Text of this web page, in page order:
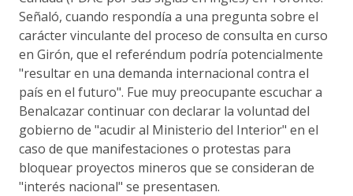
Señaló, cuando respondía a una pregunta sobre el
carácter vinculante del proceso de consulta en curso
en Girón, que el referéndum podría potencialmente
"resultar en una demanda internacional contra el
país en el futuro". Fue muy preocupante escuchar a
Benalcazar continuar con declarar la voluntad del
gobierno de "acudir al Ministerio del Interior" en el
caso de que manifestaciones o protestas para
bloquear proyectos mineros que se consideran de
"interés nacional" se presentasen.